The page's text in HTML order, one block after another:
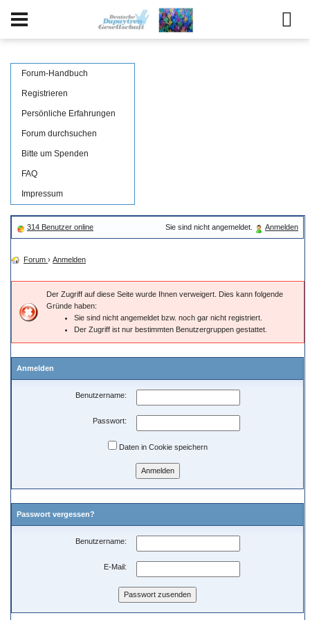
Forum-Handbuch
Registrieren
Persönliche Erfahrungen
Forum durchsuchen
Bitte um Spenden
FAQ
Impressum
314 Benutzer online Sie sind nicht angemeldet. Anmelden
Forum › Anmelden
Der Zugriff auf diese Seite wurde Ihnen verweigert. Dies kann folgende
Gründe haben:
Sie sind nicht angemeldet bzw. noch gar nicht registriert.
Der Zugriff ist nur bestimmten Benutzergruppen gestattet.
Anmelden
Benutzername:
Passwort:
Daten in Cookie speichern
Passwort vergessen?
Benutzername:
E-Mail: